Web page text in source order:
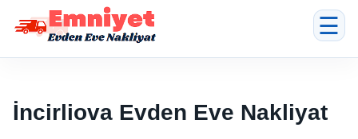
☰
İncirliova Evden Eve Nakliyat